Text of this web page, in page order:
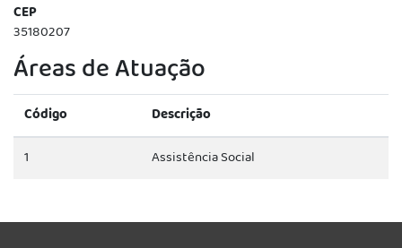
CEP
35180207
Áreas de Atuação
Código
Descrição
1
Assistência Social